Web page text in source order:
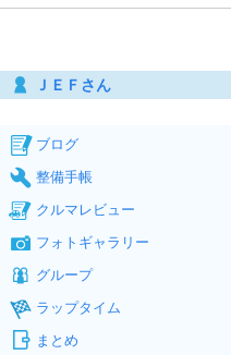
ＪＥＦさん
ブログ
整備手帳
クルマレビュー
フォトギャラリー
グループ
ラップタイム
まとめ